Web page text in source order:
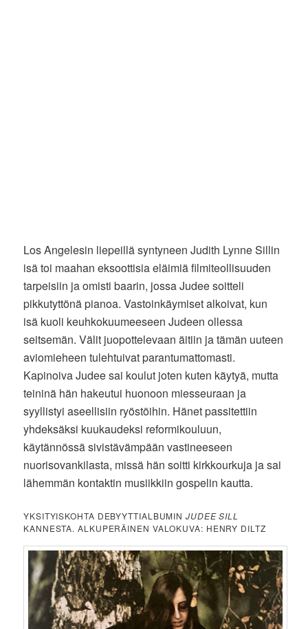
Los Angelesin liepeillä syntyneen Judith Lynne Sillin
isä toi maahan eksoottisia eläimiä filmiteollisuuden
tarpeisiin ja omisti baarin, jossa Judee soitteli
pikkutyttönä pianoa. Vastoinkäymiset alkoivat, kun
isä kuoli keuhkokuumeeseen Judeen ollessa
seitsemän. Välit juopottelevaan äitiin ja tämän uuteen
aviomieheen tulehtuivat parantumattomasti.
Kapinoiva Judee sai koulut joten kuten käytyä, mutta
teininä hän hakeutui huonoon miesseuraan ja
syyllistyi aseellisiin ryöstöihin. Hänet passitettiin
yhdeksäksi kuukaudeksi reformikouluun,
käytännössä sivistävämpään vastineeseen
nuorisovankilasta, missä hän soitti kirkkourkuja ja sai
lähemmän kontaktin musiikkiin gospelin kautta.
YKSITYISKOHTA DEBYYTTIALBUMINJUDEE SILL
KANNESTA. ALKUPERÄINEN VALOKUVA: HENRY DILTZ